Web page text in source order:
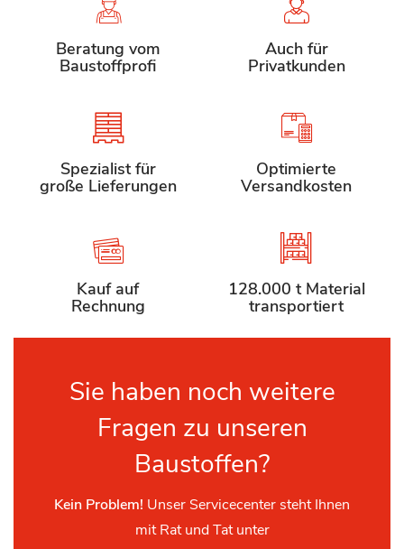
Beratung vom
Baustoffprofi
Auch für
Privatkunden
Spezialist für
große Lieferungen
Optimierte
Versandkosten
Kauf auf
Rechnung
128.000 t Material
transportiert
Sie haben noch weitere
Fragen zu unseren
Baustoffen?
Kein Problem! Unser Servicecenter steht Ihnen
mit Rat und Tat unter